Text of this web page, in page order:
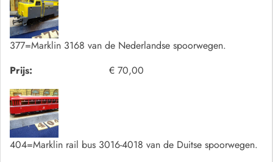
377=Marklin 3168 van de Nederlandse spoorwegen.
Prijs:
€ 70,00
404=Marklin rail bus 3016-4018 van de Duitse spoorwegen.